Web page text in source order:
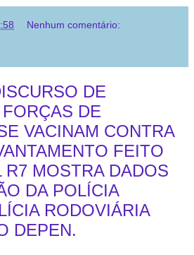
Nenhum comentário:
DE
DE
VACINAM CONTRA
FEITO
R7 MOSTRA DADOS
DA POLÍCIA
RODOVIÁRIA
DEPEN.